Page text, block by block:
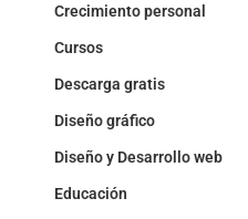
Crecimiento personal
Cursos
Descarga gratis
Diseño gráfico
Diseño y Desarrollo web
Educación